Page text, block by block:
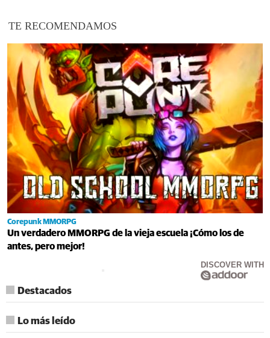
TE RECOMENDAMOS
Corepunk MMORPG
Un verdadero MMORPG de la vieja escuela ¡Cómo los de
antes, pero mejor!
DISCOVER WITH
Destacados
Lo más leído